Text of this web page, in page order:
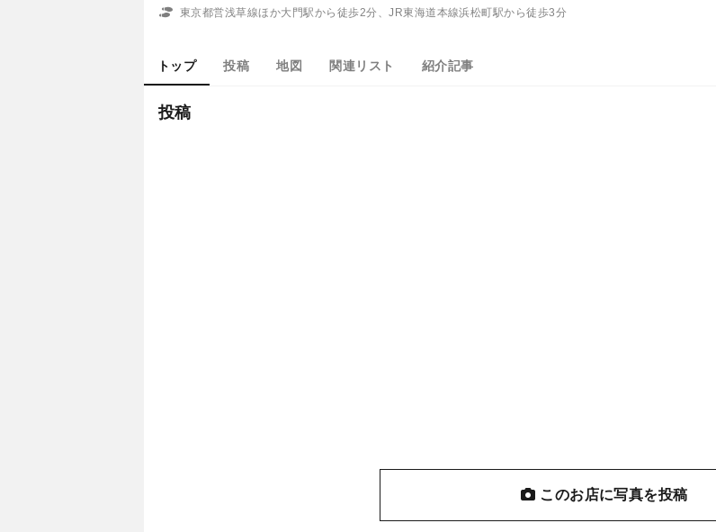
東京都営浅草線ほか大門駅から徒歩2分、JR東海道本線浜松町駅から徒歩3分
トップ 投稿 地図 関連リスト 紹介記事
投稿
このお店に写真を投稿